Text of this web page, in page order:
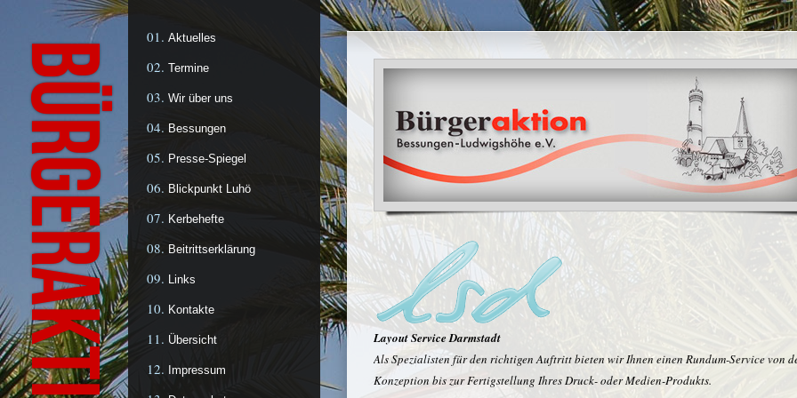
Aktuelles
Termine
Wir über uns
Bessungen
Presse-Spiegel
Blickpunkt Luhö
Kerbehefte
Beitrittserklärung
Links
Kontakte
Übersicht
Impressum
Layout Service Darmstadt
Als Spezialisten für den richtigen Auftritt bieten wir Ihnen einen Rundum-Service von
Konzeption bis zur Fertigstellung Ihres Druck- oder Medien-Produkts.